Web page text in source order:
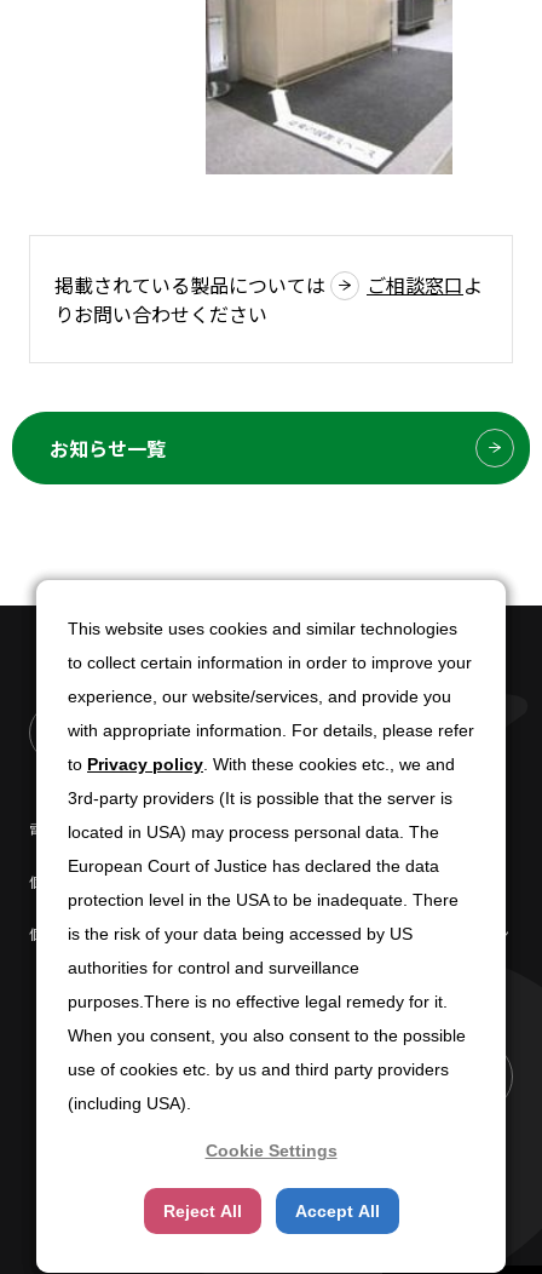
掲載されている製品については ご相談窓口よ
りお問い合わせください
お知らせ一覧
電子公告 免責条項
個人情報の取扱いについて
個人情報の共同利用について 商標使用に関するガイドライン
PAGE TOP
Copyright (C) 2025 SUN-WA TECHNOS CORPORATION
This website uses cookies and similar technologies
to collect certain information in order to improve your
experience, our website/services, and provide you
with appropriate information. For details, please refer
to Privacy policy . With these cookies etc., we and
3rd-party providers (It is possible that the server is
located in USA) may process personal data. The
European Court of Justice has declared the data
protection level in the USA to be inadequate. There
is the risk of your data being accessed by US
authorities for control and surveillance
purposes.There is no effective legal remedy for it.
When you consent, you also consent to the possible
use of cookies etc. by us and third party providers
(including USA).
Cookie Settings
Reject All Accept All
This website uses cookies and similar technologies
to collect certain information in order to improve your
experience, our website/services, and provide you
with appropriate information. For details, please refer
to Privacy policy . With these cookies etc., we and
3rd-party providers (It is possible that the server is
located in USA) may process personal data. The
European Court of Justice has declared the data
protection level in the USA to be inadequate. There
is the risk of your data being accessed by US
authorities for control and surveillance
purposes.There is no effective legal remedy for it.
When you consent, you also consent to the possible
use of cookies etc. by us and third party providers
(including USA).
Cookie Settings
Reject All Accept All